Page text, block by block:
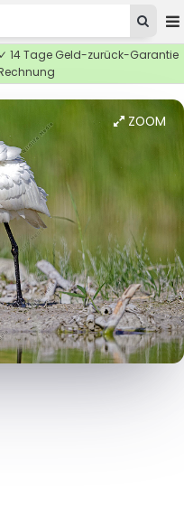
14 Tage Geld-zurück-Garantie
ZOOM